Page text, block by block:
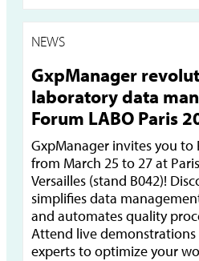
NEWS
GxpManager
laboratory data
Forum LABO Paris
GxpManager invites you to
from March 25 to 27 at
Versailles (stand B042)!
simplifies data
and automates quality
Attend live
experts to optimize your